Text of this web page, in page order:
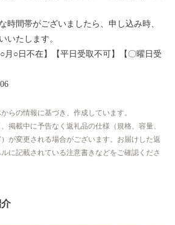
間帯がございましたら、申し込み時、
いたします。
月○日不在】【平日受取不可】【〇曜日受
らの情報に基づき、作成しています。
掲載中に予告なく返礼品の仕様（規格、容量、
が変更される場合がございます。お届けした返
に記載されている注意書きなどをご確認くださ